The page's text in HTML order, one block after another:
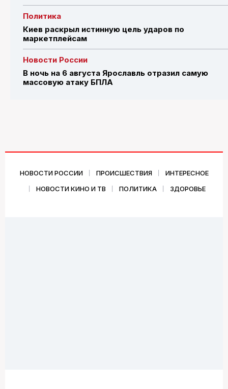
Политика
Киев раскрыл истинную цель ударов по
маркетплейсам
Новости России
В ночь на 6 августа Ярославль отразил самую
массовую атаку БПЛА
НОВОСТИ РОССИИ ПРОИСШЕСТВИЯ
ИНТЕРЕСНОЕ
НОВОСТИ КИНО И ТВ
ПОЛИТИКА ЗДОРОВЬЕ